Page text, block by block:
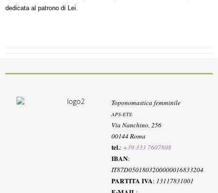
dedicata al patrono di Lei.
Toponomastica femminile
APS-ETS:
Via Nanchino, 256
00144 Roma
tel.:+39 333 7607808
IBAN:
IT87D0501803200000016833204
PARTITA IVA: 13117831001